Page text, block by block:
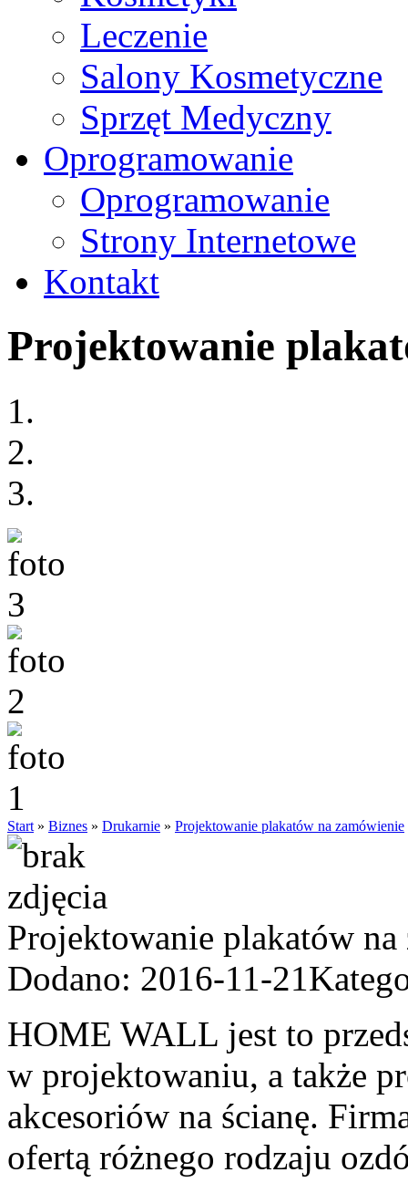
Leczenie
Salony Kosmetyczne
Sprzęt Medyczny
Oprogramowanie
Oprogramowanie
Strony Internetowe
Kontakt
Projektowanie
Start » Biznes » Drukarnie » Projektowanie plakatów na zamówienie
Projektowanie plakatów na
Dodano: 2016-11-21
HOME WALL jest to
w projektowaniu, a także
akcesoriów na ścianę.
ofertą różnego rodzaju